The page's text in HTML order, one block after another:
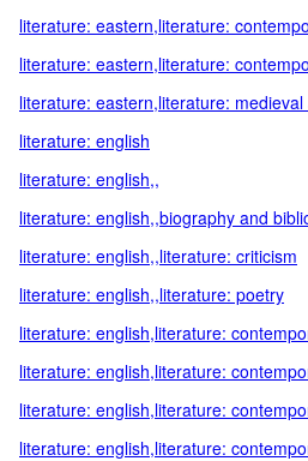
literature: eastern,literature:
literature: eastern,literature:
literature: eastern,literature:
literature: english
literature: english,,
literature: english,,biography and
literature: english,,literature: criticism
literature: english,,literature: poetry
literature: english,literature:
literature: english,literature:
literature: english,literature:
literature: english,literature: